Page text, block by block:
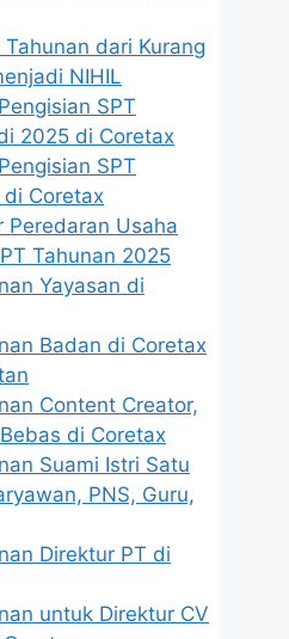
dari Kurang
NIHIL
SPT
2025 di Coretax
SPT
Coretax
Peredaran Usaha
Tahunan 2025
Yayasan di
Badan di Coretax
Content Creator,
di Coretax
Suami Istri Satu
PNS, Guru,
Direktur PT di
untuk Direktur CV